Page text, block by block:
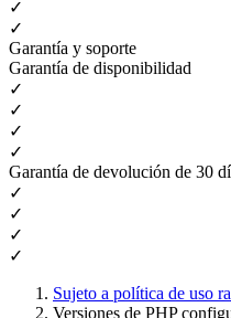
✓
✓
Garantía y soporte
Garantía de disponibilidad
✓
✓
✓
✓
Garantía de devolución de 30
✓
✓
✓
✓
Sujeto a política de uso
Versiones de PHP